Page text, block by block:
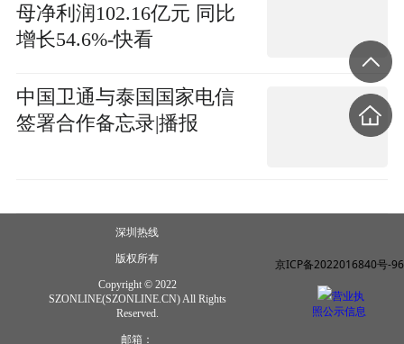
母净利润102.16亿元 同比
增长54.6%-快看
中国卫通与泰国国家电信
签署合作备忘录|播报
深圳热线
版权所有
Copyright © 2022
SZONLINE(SZONLINE.CN) All Rights
Reserved.
邮箱：
京ICP备2022016840号-96
营业执
照公示信息